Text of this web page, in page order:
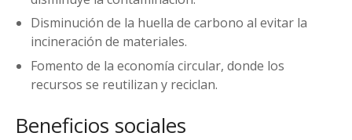
Disminución de la huella de carbono al evitar la
incineración de materiales.
Fomento de la economía circular, donde los
recursos se reutilizan y reciclan.
Beneficios sociales